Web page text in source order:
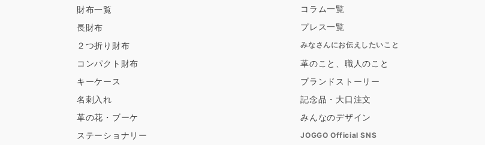
財布一覧
長財布
２つ折り財布
コンパクト財布
キーケース
名刺入れ
革の花・ブーケ
ステーショナリー
コラム一覧
プレス一覧
みなさんにお伝えしたいこと
革のこと、職人のこと
ブランドストーリー
記念品・大口注文
みんなのデザイン
JOGGO Official SNS